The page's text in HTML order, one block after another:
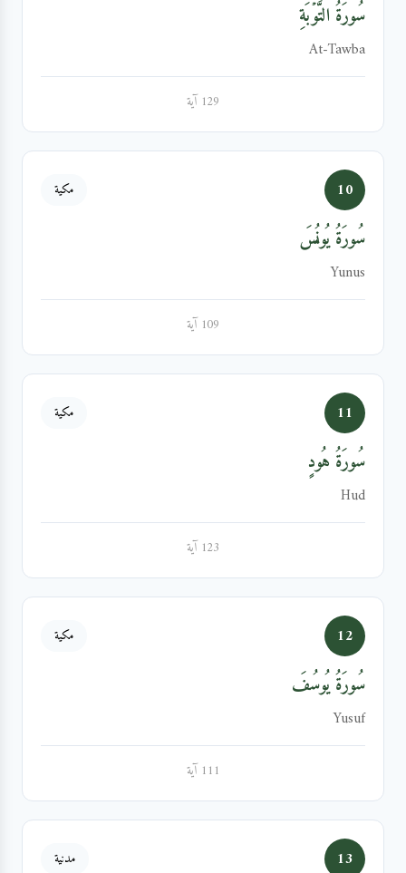
سُورَةُ التَّوۡبَةِ
At-Tawba
129 آية
10 مكية
سُورَةُ يُونُسَ
Yunus
109 آية
11 مكية
سُورَةُ هُودٍ
Hud
123 آية
12 مكية
سُورَةُ يُوسُفَ
Yusuf
111 آية
13 مدنية